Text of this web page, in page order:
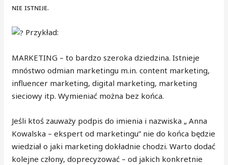
ɴɪᴇ ɪsᴛɴɪᴊᴇ.
Przykład:
MARKETING – to bardzo szeroka dziedzina. Istnieje
mnóstwo odmian marketingu m.in. content marketing,
influencer marketing, digital marketing, marketing
sieciowy itp. Wymieniać można bez końca.
Jeśli ktoś zauważy podpis do imienia i nazwiska „ Anna
Kowalska – ekspert od marketingu” nie do końca będzie
wiedział o jaki marketing dokładnie chodzi. Warto dodać
kolejne człony, doprecyzować – od jakich konkretnie